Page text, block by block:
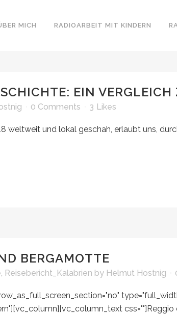
MICH RADIOARBEIT MIT KINDERN
EIN VERGLEICH
0 Comments 3 Likes
weltweit und lokal geschah, erlaubt uns,
BERGAMOTTE
, Reisebericht_Kalabrien by Helmut Hostnig